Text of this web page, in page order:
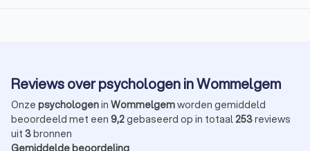
Reviews over psychologen in Wommelgem
Onze psychologenin Wommelgemworden gemiddeld
beoordeeld met een 9,2gebaseerd op in totaal253reviews
uit 3bronnen